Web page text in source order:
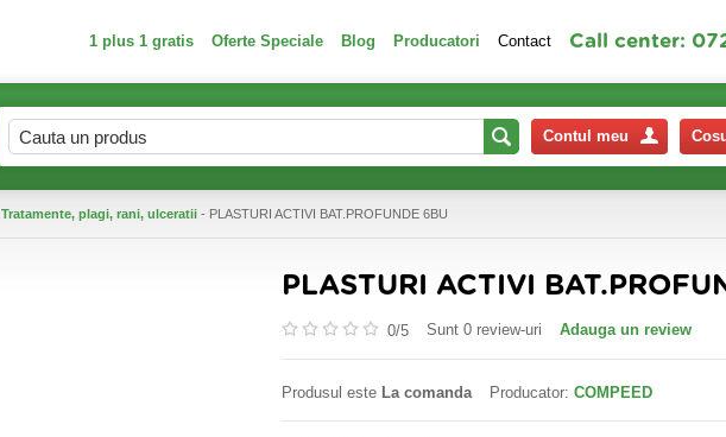
1 plus 1 gratis Oferte Speciale Blog Producatori Contact Call center:
Contul meu
Tratamente, plagi, rani, ulceratii - PLASTURI ACTIVI BAT.PROFUNDE 6BU
PLASTURI ACTIVI
0/5 Sunt 0 review-uri Adauga un review
Produsul este La comanda Producator: COMPEED